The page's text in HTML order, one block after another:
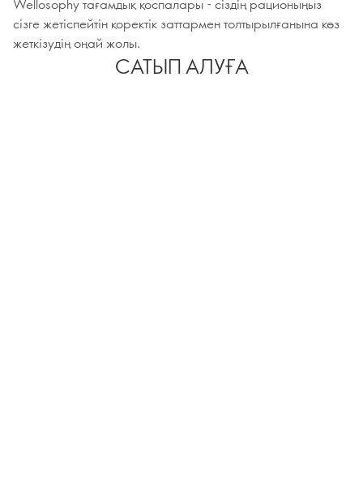
Wellosophy тағамдық қоспалары - сіздің рационыңыз
сізге жетіспейтін қоректік заттармен толтырылғанына көз
жеткізудің оңай жолы.
САТЫП АЛУҒА